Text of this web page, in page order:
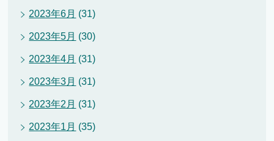
2023年6月 (31)
2023年5月 (30)
2023年4月 (31)
2023年3月 (31)
2023年2月 (31)
2023年1月 (35)